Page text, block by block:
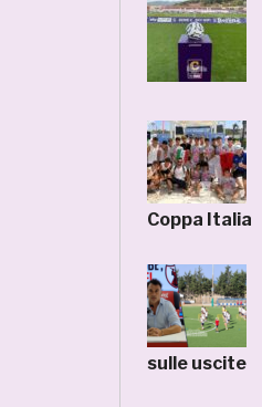
Coppa Italia
sulle uscite